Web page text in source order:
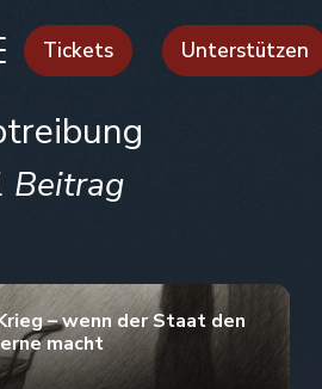
Tickets Unterstützen
Beitrag
– wenn der Staat den
macht